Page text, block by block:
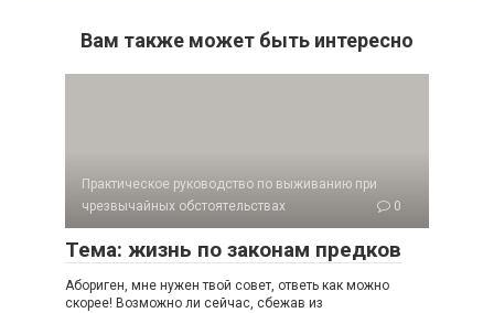
Вам также может быть интересно
Практическое руководство по выживанию при
чрезвычайных обстоятельствах
0
Тема: жизнь по законам предков
Абориген, мне нужен твой совет, ответь как можно
скорее! Возможно ли сейчас, сбежав из